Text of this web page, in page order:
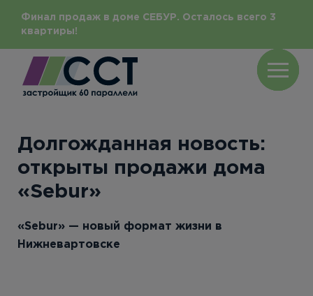
Финал продаж в доме СЕБУР. Осталось всего 3
квартиры!
Долгожданная новость:
открыты продажи дома
«Sebur»
«Sebur» — новый формат жизни в
Нижневартовске